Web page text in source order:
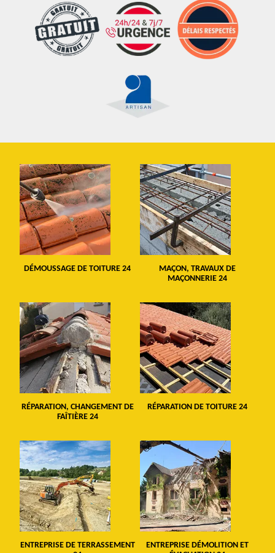
DÉMOUSSAGE DE TOITURE 24
MAÇON, TRAVAUX DE
MAÇONNERIE 24
RÉPARATION, CHANGEMENT DE
FAÎTIÈRE 24
RÉPARATION DE TOITURE 24
ENTREPRISE DE TERRASSEMENT
ENTREPRISE DÉMOLITION ET